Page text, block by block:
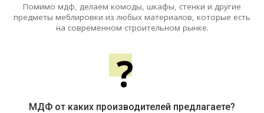
Помимо мдф, делаем комоды, шкафы, стенки и другие
предметы меблировки из любых материалов, которые есть
на современном строительном рынке.
?
МДФ от каких производителей предлагаете?